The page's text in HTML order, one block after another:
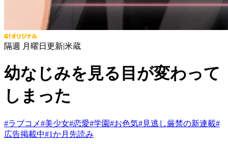
隔週 月曜日更新|米蔵
幼なじみを見る目が変わって
しまった
#ラブコメ#美少女#恋愛#学園#お色気#見逃し厳禁の新連載#
広告掲載中#1か月先読み